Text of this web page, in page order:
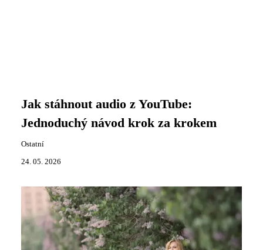
Jak stáhnout audio z YouTube:
Jednoduchý návod krok za krokem
Ostatní
24. 05. 2026